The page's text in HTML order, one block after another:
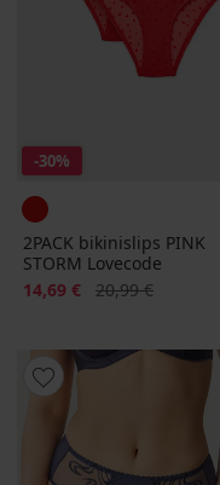
-30%
2PACK bikinislips PINK
STORM Lovecode
Korting
14,69 € Oorspronkelijke
20,99 €